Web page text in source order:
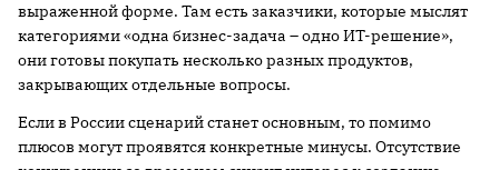
выраженной форме. Там есть заказчики, которые мыслят
категориями «одна бизнес-задача – одно ИТ-решение»,
они готовы покупать несколько разных продуктов,
закрывающих отдельные вопросы.
Если в России сценарий станет основным, то помимо
плюсов могут проявятся конкретные минусы. Отсутствие